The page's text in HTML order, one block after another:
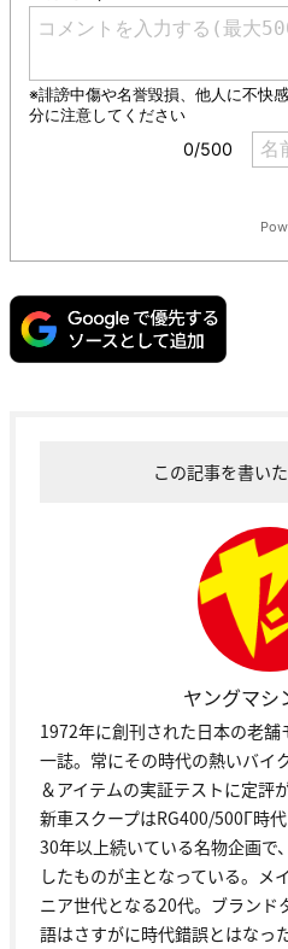
この記事を書い
ヤングマシ
1972年に創刊された日本の老
一誌。常にその時代の熱いバイ
＆アイテムの実証テストに定評
新車スクープはRG400/500Γ時
30年以上続いている名物企画で
したものが主となっている。メ
ニア世代となる20代。ブランド
語はさすがに時代錯誤とはなっ